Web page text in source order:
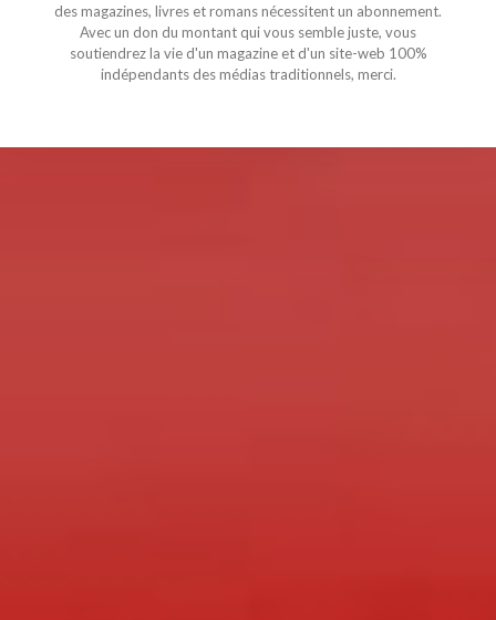
des magazines, livres et romans nécessitent un abonnement.
Avec un don du montant qui vous semble juste, vous
soutiendrez la vie d'un magazine et d'un site-web 100%
indépendants des médias traditionnels, merci.